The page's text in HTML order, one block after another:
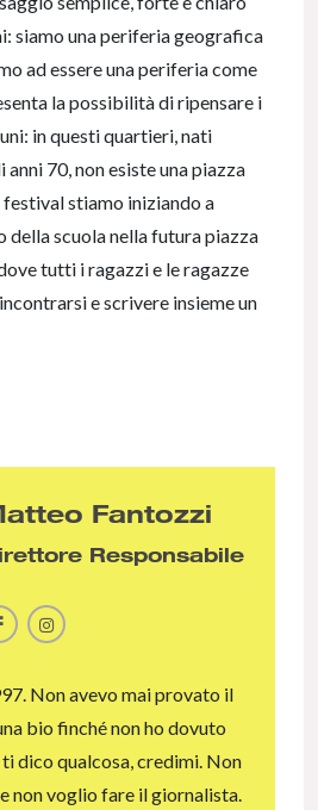
siamo una periferia geografica
ad essere una periferia come
la possibilità di ripensare i
in questi quartieri, nati
70, non esiste una piazza
stiamo iniziando a
della scuola nella futura piazza
tutti i ragazzi e le ragazze
e scrivere insieme un
Fantozzi
Responsabile
Non avevo mai provato il
bio finché non ho dovuto
ti dico qualcosa, credimi. Non
non voglio fare il giornalista.